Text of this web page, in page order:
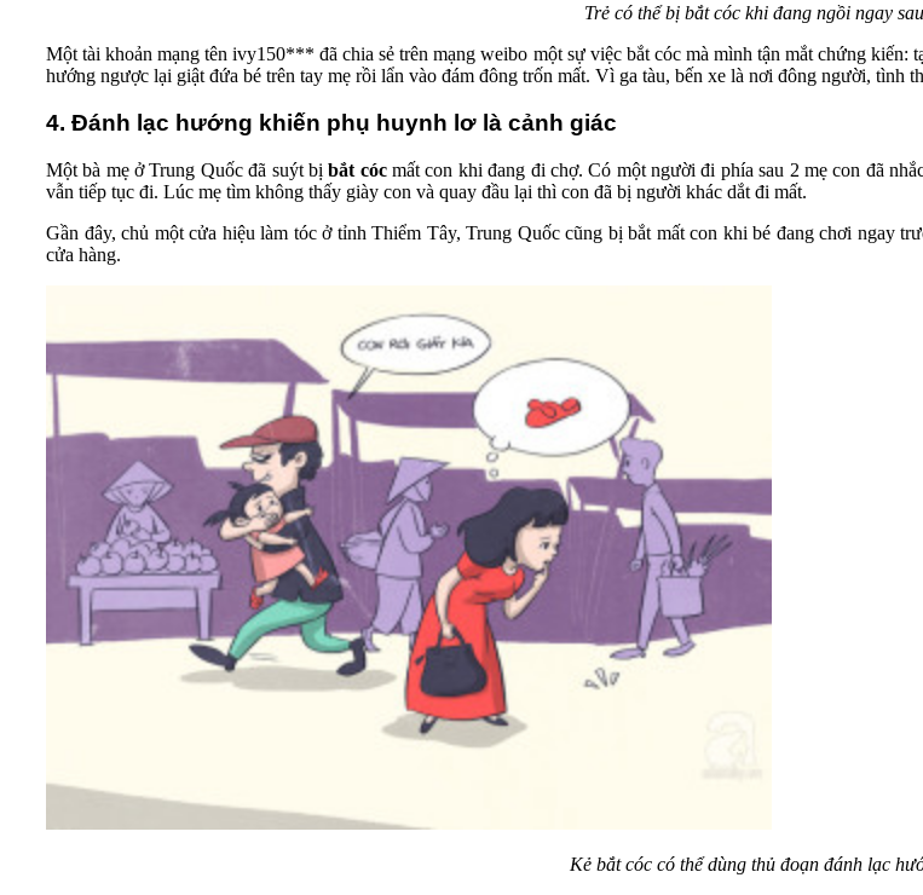
Trẻ có thể bị bắt cóc khi đang ngồi ngay
Một tài khoản mạng tên ivy150*** đã chia sẻ trên mạng weibo một sự việc bắt cóc mà mình tận mắt chứng
hướng ngược lại giật đứa bé trên tay mẹ rồi lẩn vào đám đông trốn mất. Vì ga tàu, bến xe là nơi đông người, tình
4. Đánh lạc hướng khiến phụ huynh lơ là cảnh giác
Một bà mẹ ở Trung Quốc đã suýt bị bắt cócmất con khi đang đi chợ. Có một người đi phía sau 2 mẹ con đã
vẫn tiếp tục đi. Lúc mẹ tìm không thấy giày con và quay đầu lại thì con đã bị người khác dắt đi mất.
Gần đây, chủ một cửa hiệu làm tóc ở tỉnh Thiểm Tây, Trung Quốc cũng bị bắt mất con khi bé đang chơi ngay
cửa hàng.
Kẻ bắt cóc có thể dùng thủ đoạn đánh lạc